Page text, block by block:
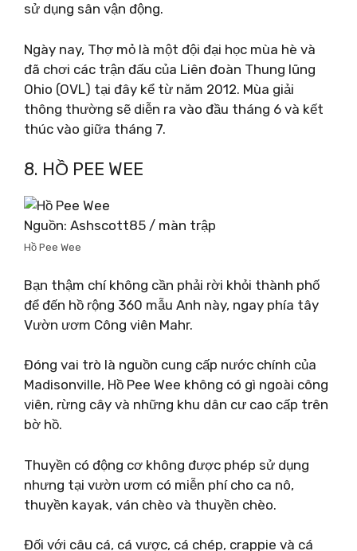
sử dụng sân vận động.
Ngày nay, Thợ mỏ là một đội đại học mùa hè và
đã chơi các trận đấu của Liên đoàn Thung lũng
Ohio (OVL) tại đây kể từ năm 2012. Mùa giải
thông thường sẽ diễn ra vào đầu tháng 6 và kết
thúc vào giữa tháng 7.
8. HỒ PEE WEE
Nguồn: Ashscott85 / màn trập
Hồ Pee Wee
Bạn thậm chí không cần phải rời khỏi thành phố
để đến hồ rộng 360 mẫu Anh này, ngay phía tây
Vườn ươm Công viên Mahr.
Đóng vai trò là nguồn cung cấp nước chính của
Madisonville, Hồ Pee Wee không có gì ngoài công
viên, rừng cây và những khu dân cư cao cấp trên
bờ hồ.
Thuyền có động cơ không được phép sử dụng
nhưng tại vườn ươm có miễn phí cho ca nô,
thuyền kayak, ván chèo và thuyền chèo.
Đối với câu cá, cá vược, cá chép, crappie và cá